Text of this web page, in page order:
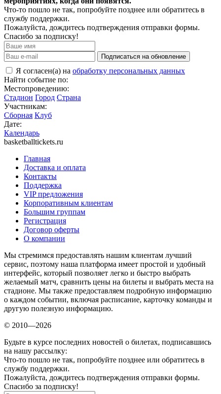
Что-то пошло не так, попробуйте позднее или обратитесь в
службу поддержки.
Пожалуйста, дождитесь подтверждения отправки формы.
Спасибо за подписку!
Подписаться на обновление
Я согласен(а) на обработку персональных данных
Найти событие по:
Местопроведению:
Стадион Город Страна
Участникам:
Сборная Клуб
Дате:
Календарь
basketballtickets.ru
Главная
Доставка и оплата
Контакты
Поддержка
VIP предложения
Корпоративным клиентам
Большим группам
Регистрация
Договор оферты
О компании
Мы стремимся предоставлять нашим клиентам лучший
сервис, поэтому наша платформа имеет простой и удобный
интерфейс, который позволяет легко и быстро выбрать
желаемый матч, сравнить цены на билеты и выбрать места на
стадионе. Мы также предоставляем подробную информацию
о каждом событии, включая расписание, карточку команды и
другую полезную информацию.
© 2010—2026
Будьте в курсе последних новостей о билетах, подписавшись
на нашу рассылку:
Что-то пошло не так, попробуйте позднее или обратитесь в
службу поддержки.
Пожалуйста, дождитесь подтверждения отправки формы.
Спасибо за подписку!